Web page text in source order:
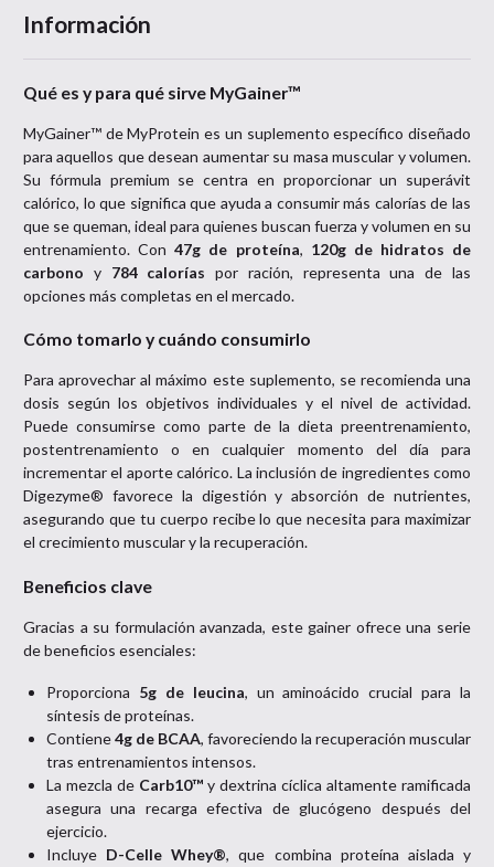
Información
Qué es y para qué sirve MyGainer™
MyGainer™ de MyProtein es un suplemento específico diseñado
para aquellos que desean aumentar su masa muscular y volumen.
Su fórmula premium se centra en proporcionar un superávit
calórico, lo que significa que ayuda a consumir más calorías de las
que se queman, ideal para quienes buscan fuerza y volumen en su
entrenamiento. Con47g de proteína, 120g de hidratos de
carbono y 784 calorías por ración, representa una de las
opciones más completas en el mercado.
Cómo tomarlo y cuándo consumirlo
Para aprovechar al máximo este suplemento, se recomienda una
dosis según los objetivos individuales y el nivel de actividad.
Puede consumirse como parte de la dieta preentrenamiento,
postentrenamiento o en cualquier momento del día para
incrementar el aporte calórico. La inclusión de ingredientes como
Digezyme® favorece la digestión y absorción de nutrientes,
asegurando que tu cuerpo recibe lo que necesita para maximizar
el crecimiento muscular y la recuperación.
Beneficios clave
Gracias a su formulación avanzada, este gainer ofrece una serie
de beneficios esenciales:
Proporciona 5g de leucina, un aminoácido crucial para la
síntesis de proteínas.
Contiene4g de BCAA, favoreciendo la recuperación muscular
tras entrenamientos intensos.
La mezcla de Carb10™ y dextrina cíclica altamente ramificada
asegura una recarga efectiva de glucógeno después del
ejercicio.
Incluye D-Celle Whey®, que combina proteína aislada y